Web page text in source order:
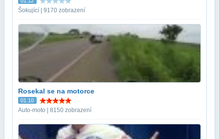
Šokující | 9170 zobrazení
Rosekal se na motorce
01:10
Auto-moto | 8150 zobrazení